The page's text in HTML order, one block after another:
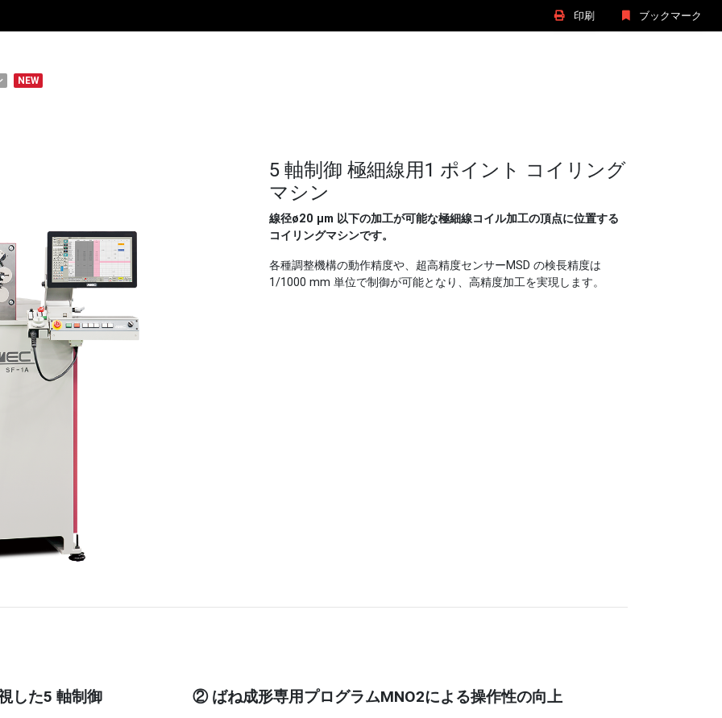
印刷 ブックマーク
NEW
5 軸制御 極細線用1 ポイント コイリング
マシン
線径ø20 μm 以下の加工が可能な極細線コイル加工の頂点に位置する
コイリングマシンです。
各種調整機構の動作精度や、超高精度センサーMSD の検長精度は
1/1000 mm 単位で制御が可能となり、高精度加工を実現します。
した5 軸制御 ② ばね成形専用プログラムMNO2による操作性の向上